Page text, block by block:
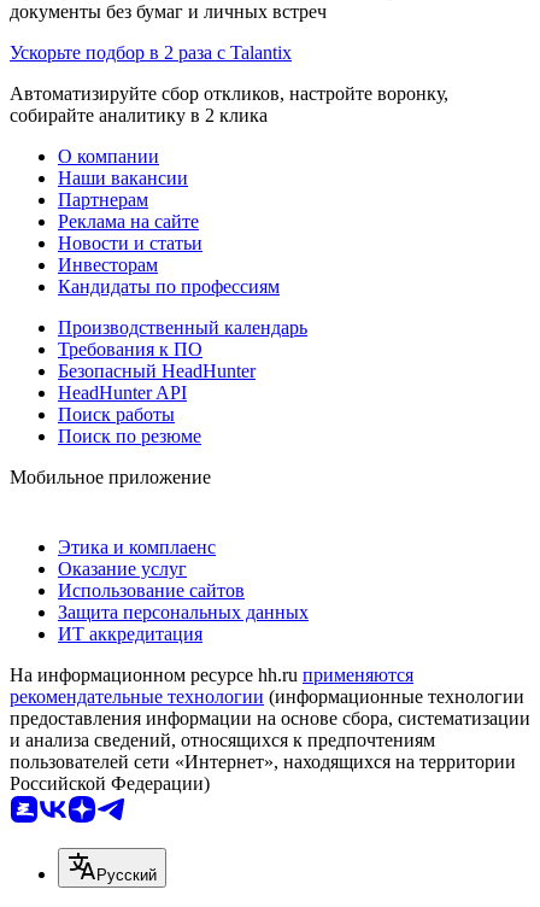
документы без бумаг и личных встреч
Ускорьте подбор в 2 раза с Talantix
Автоматизируйте сбор откликов, настройте воронку,
собирайте аналитику в 2 клика
О компании
Наши вакансии
Партнерам
Реклама на сайте
Новости и статьи
Инвесторам
Кандидаты по профессиям
Производственный календарь
Требования к ПО
Безопасный HeadHunter
HeadHunter API
Поиск работы
Поиск по резюме
Мобильное приложение
Этика и комплаенс
Оказание услуг
Использование сайтов
Защита персональных данных
ИТ аккредитация
На информационном ресурсе hh.ru применяются
рекомендательные технологии (информационные технологии
предоставления информации на основе сбора, систематизации
и анализа сведений, относящихся к предпочтениям
пользователей сети «Интернет», находящихся на территории
Российской Федерации)
Русский